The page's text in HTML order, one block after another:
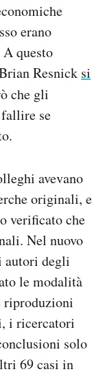
erano
questo
Resnick si
che gli
se
avevano
originali, e
verificato che
Nel nuovo
autori degli
le modalità
riproduzioni
i ricercatori
solo
69 casi in